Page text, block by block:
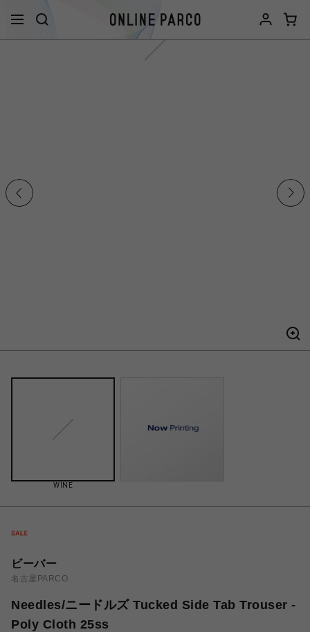
WINE
ビーバー
名古屋PARCO
Needles/ニードルズ Tucked Side Tab Trouser -
Poly Cloth 25ss